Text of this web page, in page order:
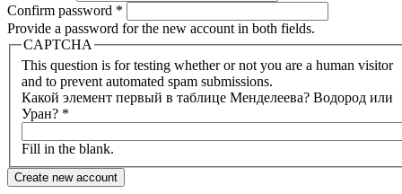
Confirm password *
Provide a password for the new account in both fields.
CAPTCHA
This question is for testing whether or not you are a human visitor
and to prevent automated spam submissions.
Какой элемент первый в таблице Менделеева? Водород или
Уран? *
Fill in the blank.